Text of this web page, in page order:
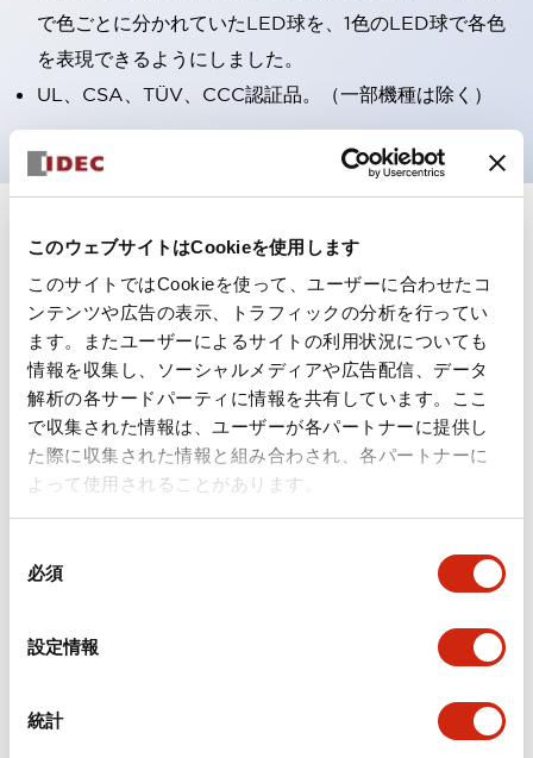
このウェブサイトはCookieを使用します
このサイトではCookieを使って、ユーザーに合わせたコ
ンテンツや広告の表示、トラフィックの分析を行ってい
ます。またユーザーによるサイトの利用状況についても
情報を収集し、ソーシャルメディアや広告配信、データ
解析の各サードパーティに情報を共有しています。ここ
で収集された情報は、ユーザーが各パートナーに提供し
た際に収集された情報と組み合わされ、各パートナーに
よって使用されることがあります。
必須
設定情報
統計
で色ごとに分かれていたLED球を、1色のLED球で各色
を表現できるようにしました。
UL、CSA、TÜV、CCC認証品。（一部機種は除く）
仕様
形状仕様
電気的仕様(照光部定格)
環境仕様
機能仕様